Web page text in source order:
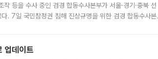
등을 수사 중인 검경 합동수사본부가 서울·경기·충북 선
. 7일 국민참정권 침해 진상규명을 위한 검경 합동수사본
업데이트